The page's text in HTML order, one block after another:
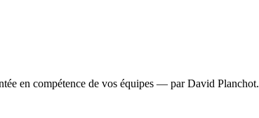
en compétence de vos équipes — par David Planchot.